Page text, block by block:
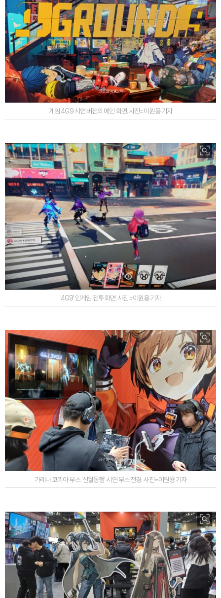
게임 4G9 시연 버전의 메인 화면. 사진=이원용 기자
'4G9' 인게임 전투 화면. 사진=이원용 기자
가레나 코리아 부스 '신월동행' 시연 부스 전경. 사진=이원용 기자